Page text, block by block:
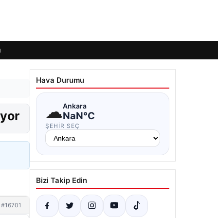
#16701
Hava Durumu
☁Ankara
NaN°C
ŞEHIR SEÇ
Bizi Takip Edin